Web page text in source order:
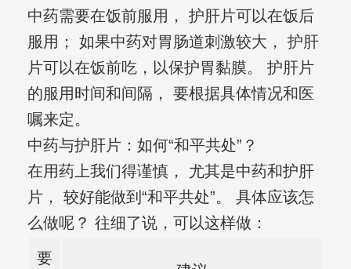
中药需要在饭前服用， 护肝片可以在饭后
服用； 如果中药对胃肠道刺激较大， 护肝
片可以在饭前吃，以保护胃黏膜。 护肝片
的服用时间和间隔， 要根据具体情况和医
嘱来定。
中药与护肝片：如何“和平共处”？
在用药上我们得谨慎， 尤其是中药和护肝
片， 较好能做到“和平共处”。 具体应该怎
么做呢？ 往细了说，可以这样做：
要